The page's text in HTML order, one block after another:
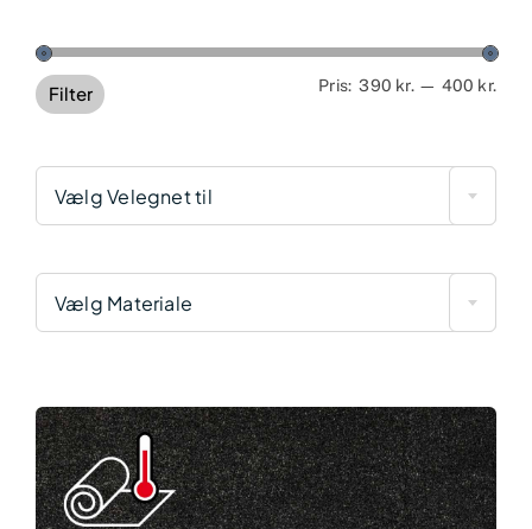
Filter Pris: 390 kr.— 400 kr.
Vælg Velegnet til
Vælg Materiale